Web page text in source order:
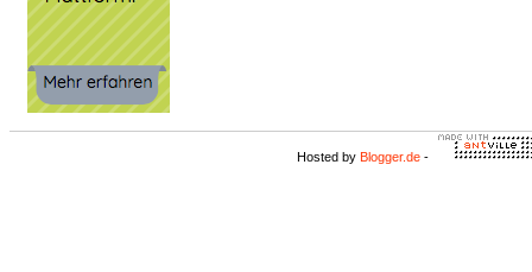
Hosted by Blogger.de -